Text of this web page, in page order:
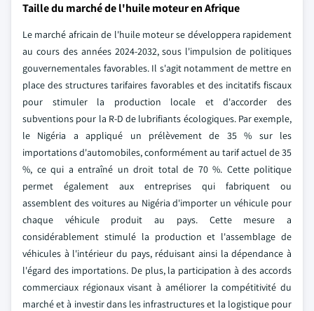
Taille du marché de l'huile moteur en Afrique
Le marché africain de l'huile moteur se développera rapidement
au cours des années 2024-2032, sous l'impulsion de politiques
gouvernementales favorables. Il s'agit notamment de mettre en
place des structures tarifaires favorables et des incitatifs fiscaux
pour stimuler la production locale et d'accorder des
subventions pour la R-D de lubrifiants écologiques. Par exemple,
le Nigéria a appliqué un prélèvement de 35 % sur les
importations d'automobiles, conformément au tarif actuel de 35
%, ce qui a entraîné un droit total de 70 %. Cette politique
permet également aux entreprises qui fabriquent ou
assemblent des voitures au Nigéria d'importer un véhicule pour
chaque véhicule produit au pays. Cette mesure a
considérablement stimulé la production et l'assemblage de
véhicules à l'intérieur du pays, réduisant ainsi la dépendance à
l'égard des importations. De plus, la participation à des accords
commerciaux régionaux visant à améliorer la compétitivité du
marché et à investir dans les infrastructures et la logistique pour